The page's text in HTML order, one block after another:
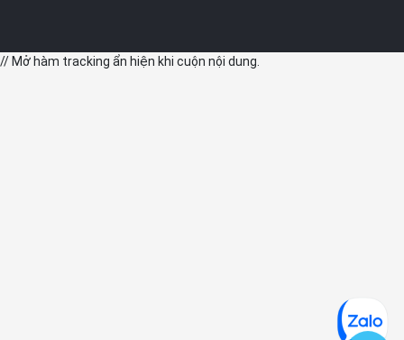
// Mở hàm tracking ẩn hiện khi cuộn nội dung.